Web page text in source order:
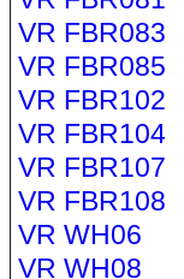
VR FBR083
VR FBR085
VR FBR102
VR FBR104
VR FBR107
VR FBR108
VR WH06
VR WH08